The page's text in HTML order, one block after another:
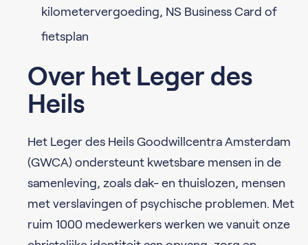
kilometervergoeding, NS Business Card of
fietsplan
Over het Leger des
Heils
Het Leger des Heils Goodwillcentra Amsterdam
(GWCA) ondersteunt kwetsbare mensen in de
samenleving, zoals dak- en thuislozen, mensen
met verslavingen of psychische problemen. Met
ruim 1000 medewerkers werken we vanuit onze